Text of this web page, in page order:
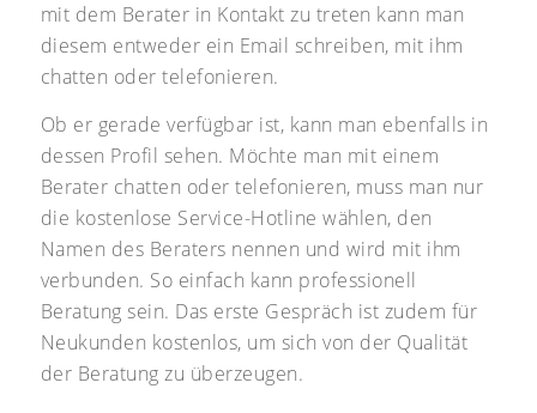
mit dem Berater in Kontakt zu treten kann man
diesem entweder ein Email schreiben, mit ihm
chatten oder telefonieren.
Ob er gerade verfügbar ist, kann man ebenfalls in
dessen Profil sehen. Möchte man mit einem
Berater chatten oder telefonieren, muss man nur
die kostenlose Service-Hotline wählen, den
Namen des Beraters nennen und wird mit ihm
verbunden. So einfach kann professionell
Beratung sein. Das erste Gespräch ist zudem für
Neukunden kostenlos, um sich von der Qualität
der Beratung zu überzeugen.